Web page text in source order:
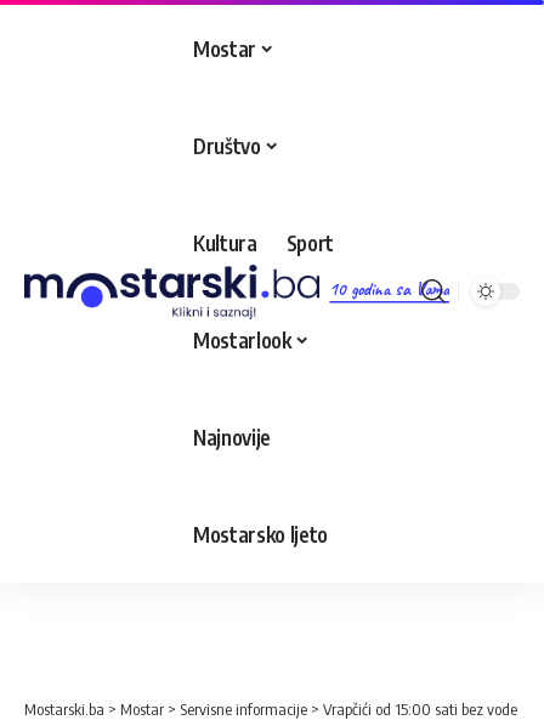
10 godina sa Vama
Mostar
Društvo
Kultura Sport
Mostarlook
Najnovije
Mostarsko ljeto
Mostarski.ba > Mostar > Servisne informacije > Vrapčići od 15:00 sati bez vode